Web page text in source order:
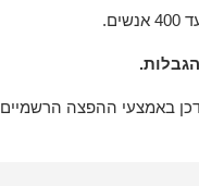
באמצעי ההפצה